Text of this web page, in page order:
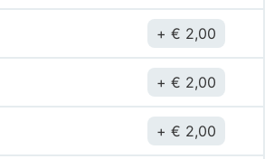
€ 2,00
€ 2,00
€ 2,00